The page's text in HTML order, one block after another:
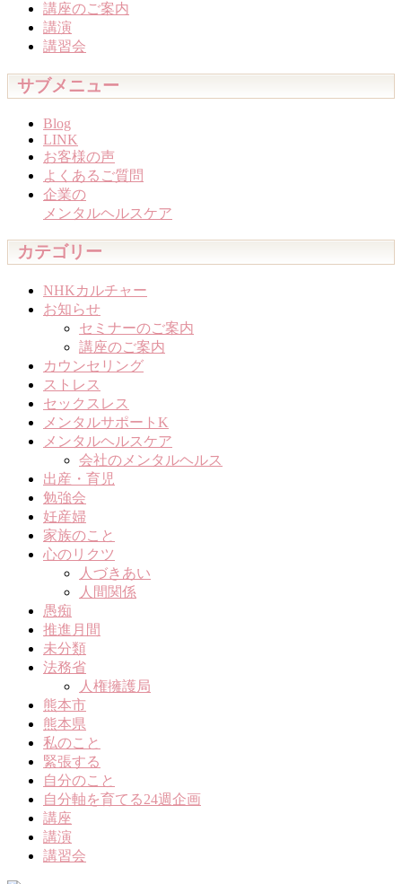
講座のご案内
講演
講習会
サブメニュー
Blog
LINK
お客様の声
よくあるご質問
企業の
メンタルヘルスケア
カテゴリー
NHKカルチャー
お知らせ
セミナーのご案内
講座のご案内
カウンセリング
ストレス
セックスレス
メンタルサポートK
メンタルヘルスケア
会社のメンタルヘルス
出産・育児
勉強会
妊産婦
家族のこと
心のリクツ
人づきあい
人間関係
愚痴
推進月間
未分類
法務省
人権擁護局
熊本市
熊本県
私のこと
緊張する
自分のこと
自分軸を育てる24週企画
講座
講演
講習会